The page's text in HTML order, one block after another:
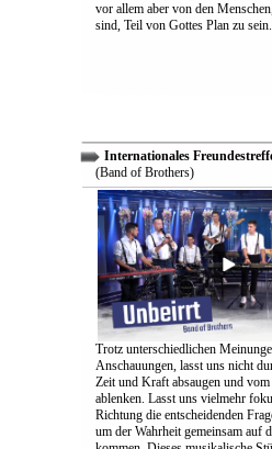
vor allem aber von den
sind, Teil von Gottes Plan zu sein.
Internationales
(Band of Brothers)
Trotz unterschiedlichen
Anschauungen, lasst uns nicht
Zeit und Kraft absaugen und vom
ablenken. Lasst uns vielmehr
Richtung die entscheidenden
um der Wahrheit gemeinsam auf